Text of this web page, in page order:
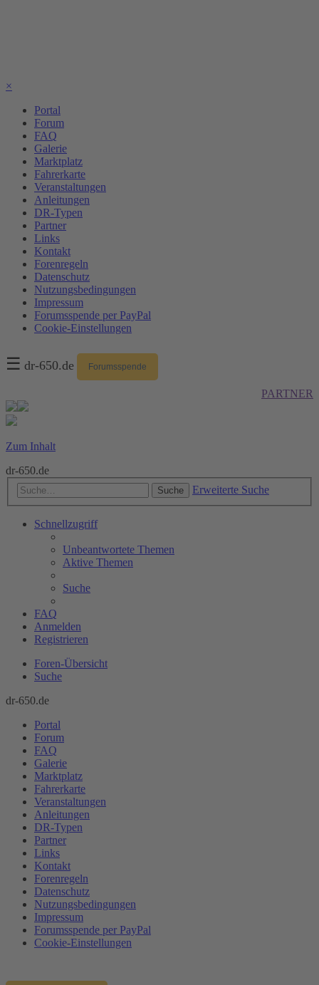
×
Portal
Forum
FAQ
Galerie
Marktplatz
Fahrerkarte
Veranstaltungen
Anleitungen
DR-Typen
Partner
Links
Kontakt
Forenregeln
Datenschutz
Nutzungsbedingungen
Impressum
Forumsspende per PayPal
Cookie-Einstellungen
☰ dr-650.de Forumsspende
PARTNER
Zum Inhalt
dr-650.de
Suche Erweiterte Suche
Schnellzugriff
Unbeantwortete Themen
Aktive Themen
Suche
FAQ
Anmelden
Registrieren
Foren-Übersicht
Suche
dr-650.de
Portal
Forum
FAQ
Galerie
Marktplatz
Fahrerkarte
Veranstaltungen
Anleitungen
DR-Typen
Partner
Links
Kontakt
Forenregeln
Datenschutz
Nutzungsbedingungen
Impressum
Forumsspende per PayPal
Cookie-Einstellungen